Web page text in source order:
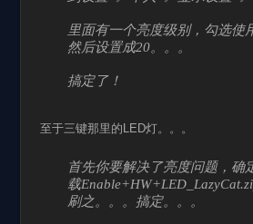
里面有一个亮度级别，勾选使
然后设置成20。。。
搞定了！
至于三键那里的LED灯。。。
首先你要解决了亮度问题，确
载
刷之。。。搞定。。。